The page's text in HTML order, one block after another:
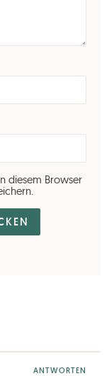
ANTWORTEN
diesem Browser